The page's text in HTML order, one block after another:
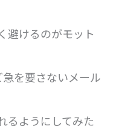
避けるのがモット
を要さないメール
るようにしてみた